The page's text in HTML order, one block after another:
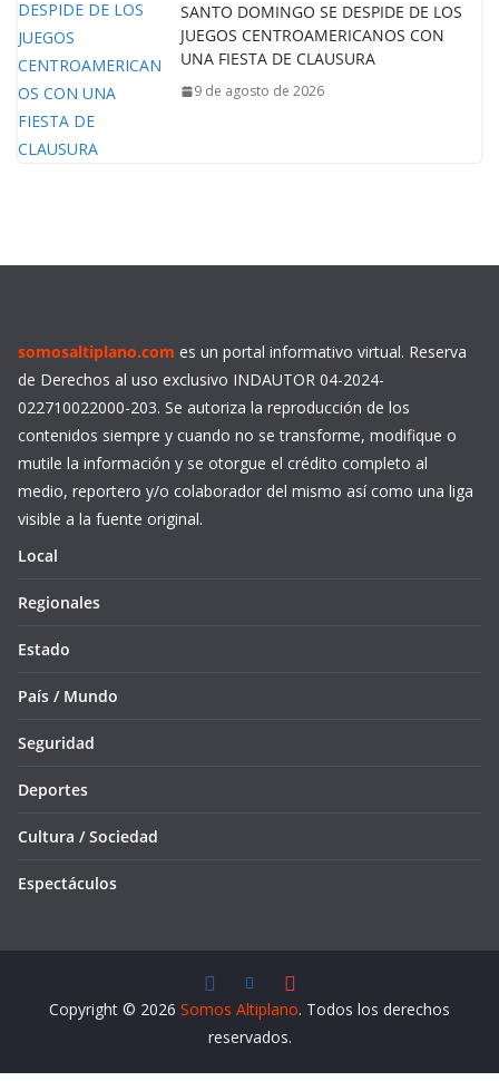
SANTO DOMINGO SE DESPIDE DE LOS
JUEGOS CENTROAMERICANOS CON
UNA FIESTA DE CLAUSURA
9 de agosto de 2026
somosaltiplano.com es un portal informativo virtual. Reserva
de Derechos al uso exclusivo INDAUTOR 04-2024-
022710022000-203. Se autoriza la reproducción de los
contenidos siempre y cuando no se transforme, modifique o
mutile la información y se otorgue el crédito completo al
medio, reportero y/o colaborador del mismo así como una liga
visible a la fuente original.
Local
Regionales
Estado
País / Mundo
Seguridad
Deportes
Cultura / Sociedad
Espectáculos
Copyright © 2026 Somos Altiplano. Todos los derechos
reservados.